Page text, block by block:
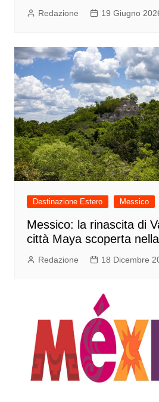
Redazione 19 Giugno
Destinazione Estero Messico
Messico: la rinascita di
città Maya scoperta
Redazione 18 Dicembre